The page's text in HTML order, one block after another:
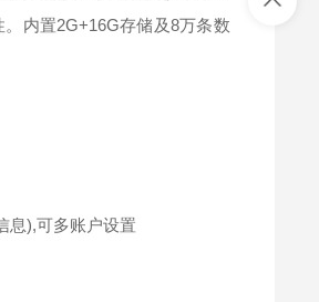
内置2G+16G存储及8万条数
息),可多账户设置